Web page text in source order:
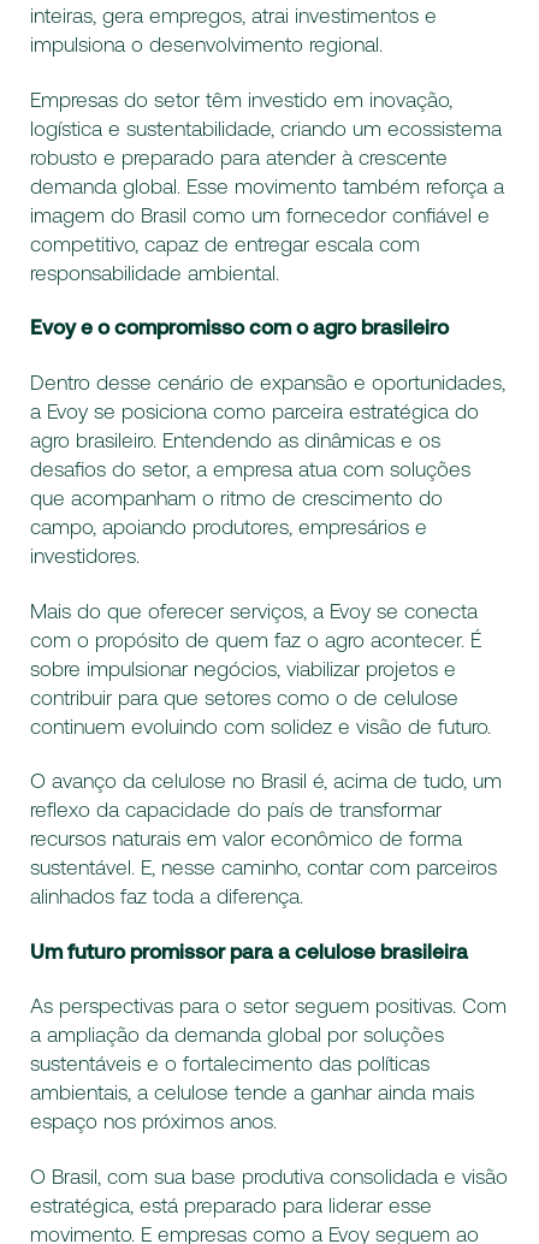
inteiras, gera empregos, atrai investimentos e
impulsiona o desenvolvimento regional.
Empresas do setor têm investido em inovação,
logística e sustentabilidade, criando um ecossistema
robusto e preparado para atender à crescente
demanda global. Esse movimento também reforça a
imagem do Brasil como um fornecedor confiável e
competitivo, capaz de entregar escala com
responsabilidade ambiental.
Evoy e o compromisso com o agro brasileiro
Dentro desse cenário de expansão e oportunidades,
a Evoy se posiciona como parceira estratégica do
agro brasileiro. Entendendo as dinâmicas e os
desafios do setor, a empresa atua com soluções
que acompanham o ritmo de crescimento do
campo, apoiando produtores, empresários e
investidores.
Mais do que oferecer serviços, a Evoy se conecta
com o propósito de quem faz o agro acontecer. É
sobre impulsionar negócios, viabilizar projetos e
contribuir para que setores como o de celulose
continuem evoluindo com solidez e visão de futuro.
O avanço da celulose no Brasil é, acima de tudo, um
reflexo da capacidade do país de transformar
recursos naturais em valor econômico de forma
sustentável. E, nesse caminho, contar com parceiros
alinhados faz toda a diferença.
Um futuro promissor para a celulose brasileira
As perspectivas para o setor seguem positivas. Com
a ampliação da demanda global por soluções
sustentáveis e o fortalecimento das políticas
ambientais, a celulose tende a ganhar ainda mais
espaço nos próximos anos.
O Brasil, com sua base produtiva consolidada e visão
estratégica, está preparado para liderar esse
movimento. E empresas como a Evoy seguem ao